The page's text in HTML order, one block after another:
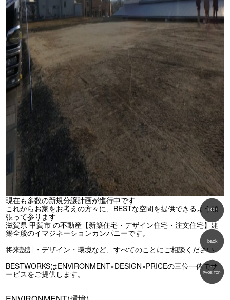
現在も多数の新規分譲計画が進行中です
これからお家をお考えの方々に、BESTな空間を提供できるよう頑
張って参ります
滋賀県 甲賀市 の不動産【新築住宅・デザイン住宅・注文住宅】建
築全般のイマジネーションカンパニーです。
将来設計・デザイン・環境など、すべてのことにご相談ください。
BESTWORKSはENVIRONMENT×DESIGN×PRICEの三位一体でサ
ービスをご提供します。